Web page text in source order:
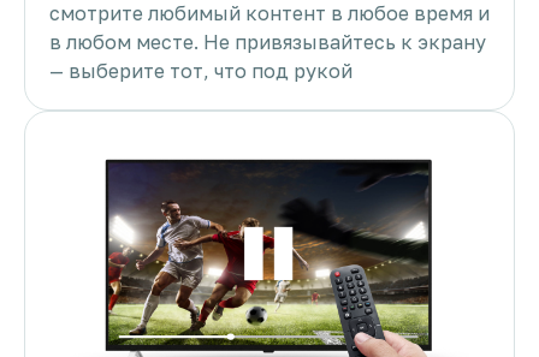
смотрите любимый контент в любое время и
в любом месте. Не привязывайтесь к экрану
— выберите тот, что под рукой